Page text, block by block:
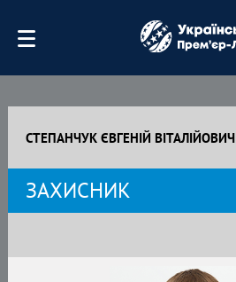
СТЕПАНЧУК ЄВГЕНІЙ ВІТАЛІЙОВИЧ
ЗАХИСНИК